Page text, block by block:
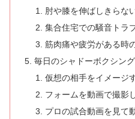
肘や膝を伸ばしきらな
集合住宅での騒音トラ
筋肉痛や疲労がある時
毎日のシャドーボクシン
仮想の相手をイメージ
フォームを動画で撮影
プロの試合動画を見て